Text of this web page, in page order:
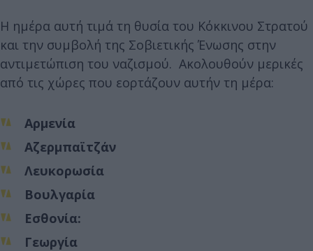
Η ημέρα αυτή τιμά τη θυσία του Κόκκινου Στρατού
και την συμβολή της Σοβιετικής Ένωσης στην
αντιμετώπιση του ναζισμού. Ακολουθούν μερικές
από τις χώρες που εορτάζουν αυτήν τη μέρα:
Αρμενία
Αζερμπαϊτζάν
Λευκορωσία
Βουλγαρία
Εσθονία:
Γεωργία